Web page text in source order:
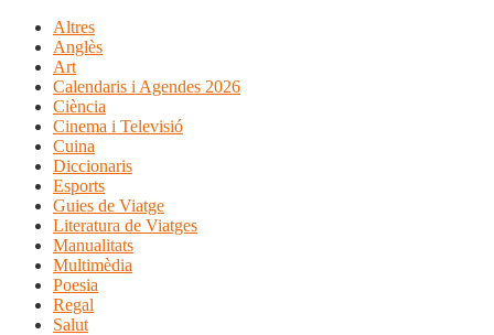
Altres
Anglès
Art
Calendaris i Agendes 2026
Ciència
Cinema i Televisió
Cuina
Diccionaris
Esports
Guies de Viatge
Literatura de Viatges
Manualitats
Multimèdia
Poesia
Regal
Salut